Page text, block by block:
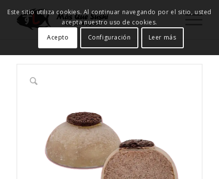
Este sitio utiliza cookies. Al continuar navegando por el sitio, usted
acepta nuestro uso de cookies.
Acepto
Configuración Leer más